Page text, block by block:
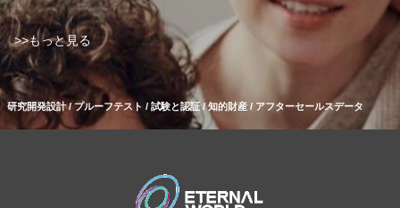
>>もっと見る
研究開発設計 / プルーフテスト / 試験と認証 / 知的財産 / アフターセールスデータ